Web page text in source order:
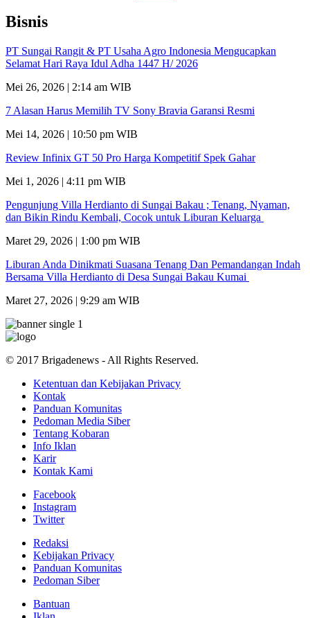
Bisnis
PT Sungai Rangit & PT Usaha Agro Indonesia Mengucapkan
Selamat Hari Raya Idul Adha 1447 H/ 2026
Mei 26, 2026 | 2:14 am WIB
7 Alasan Harus Memilih TV Sony Bravia Garansi Resmi
Mei 14, 2026 | 10:50 pm WIB
Review Infinix GT 50 Pro Harga Kompetitif Spek Gahar
Mei 1, 2026 | 4:11 pm WIB
Pengunjung Villa Herdianto di Sungai Bakau ; Tenang, Nyaman,
dan Bikin Rindu Kembali, Cocok untuk Liburan Keluarga
Maret 29, 2026 | 1:00 pm WIB
Liburan Anda Dinikmati Suasana Tenang Dan Pemandangan Indah
Bersama Villa Herdianto di Desa Sungai Bakau Kumai
Maret 27, 2026 | 9:29 am WIB
© 2017 Brigadenews - All Rights Reserved.
Ketentuan dan Kebijakan Privacy
Kontak
Panduan Komunitas
Pedoman Media Siber
Tentang Kobaran
Info Iklan
Karir
Kontak Kami
Facebook
Instagram
Twitter
Redaksi
Kebijakan Privacy
Panduan Komunitas
Pedoman Siber
Bantuan